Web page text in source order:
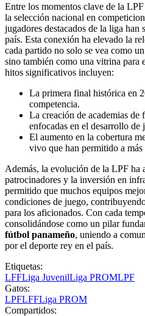
Entre los momentos clave de la
la selección nacional en
jugadores destacados de la liga han
país. Esta conexión ha elevado la
cada partido no solo se vea como
sino también como una vitrina para
hitos significativos incluyen:
La primera final histórica en
competencia.
La creación de academias de
enfocadas en el desarrollo de
El aumento en la cobertura
vivo que han permitido a
Además, la evolución de la LPF ha
patrocinadores y la inversión en
permitido que muchos equipos
condiciones de juego,
para los aficionados. Con cada
consolidándose como un pilar
fútbol panameño, uniendo a
por el deporte rey en el país.
Etiquetas:
LFFLiga JuvenilLiga PROMLPF
Gatos:
LPFLFFLiga PROM
Compartidos: